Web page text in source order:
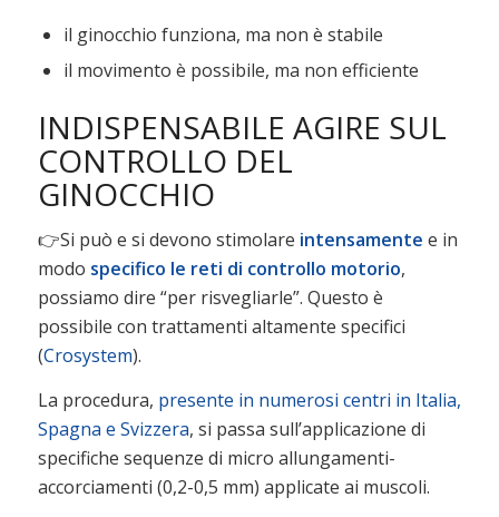
il ginocchio funziona, ma non è stabile
il movimento è possibile, ma non efficiente
INDISPENSABILE AGIRE SUL
CONTROLLO DEL
GINOCCHIO
👉Si può e si devono stimolare intensamente e in
modo specifico le reti di controllo motorio,
possiamo dire “per risvegliarle”. Questo è
possibile con trattamenti altamente specifici
(Crosystem).
La procedura, presente in numerosi centri in Italia,
Spagna e Svizzera, si passa sull’applicazione di
specifiche sequenze di micro allungamenti-
accorciamenti (0,2-0,5 mm) applicate ai muscoli.